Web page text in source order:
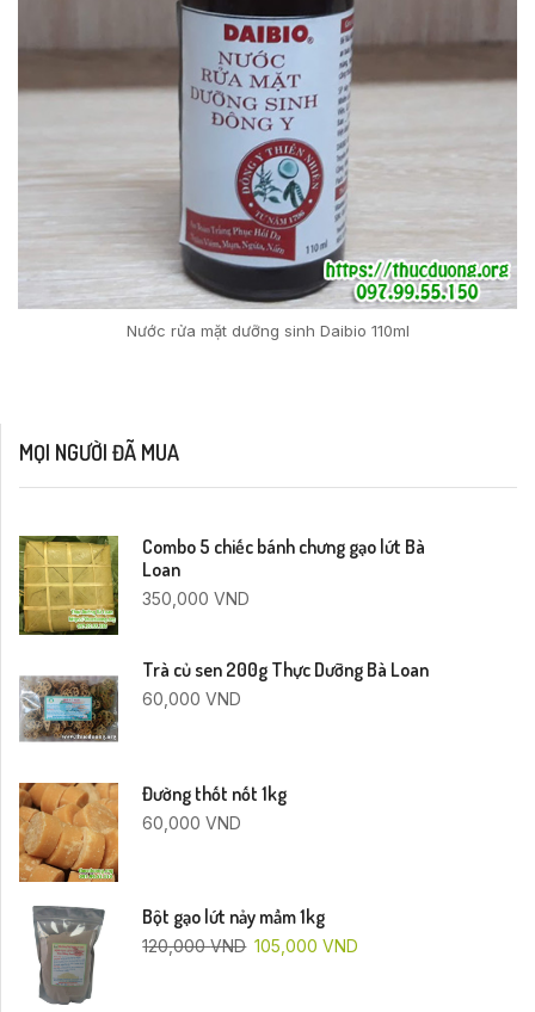
Nước rửa mặt dưỡng sinh Daibio 110ml
MỌI NGƯỜI ĐÃ MUA
Combo 5 chiếc bánh chưng gạo lứt Bà
Loan
350,000VND
Trà củ sen 200g Thực Dưỡng Bà Loan
60,000VND
Đường thốt nốt 1kg
60,000VND
Bột gạo lứt nảy mầm 1kg
120,000VND 105,000VND